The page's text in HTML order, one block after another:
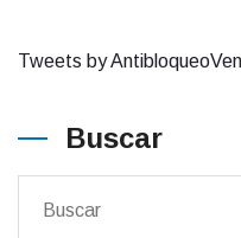
Tweets by AntibloqueoVen
Buscar